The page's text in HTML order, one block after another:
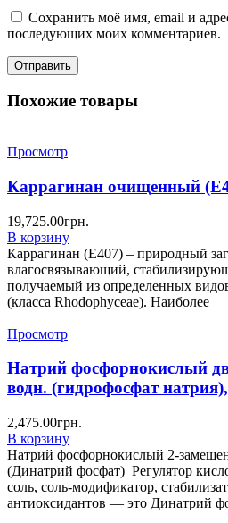
Сохранить моё имя, email и
последующих моих комментариев.
Похожие товары
Просмотр
Каррагинан очищенный
19,725.00грн.
В корзину
Каррагинан (Е407) – природный
влагосвязывающий,
получаемый из определенных
(класса Rhodophyceae). Наиболее
Просмотр
Натрий фосфорнокислый
водн. (гидрофосфат
2,475.00грн.
В корзину
Натрий фосфорнокислый 2-
(Динатрий фосфат) Регулятор
соль, соль-модификатор,
антиоксидантов — это Динатрий